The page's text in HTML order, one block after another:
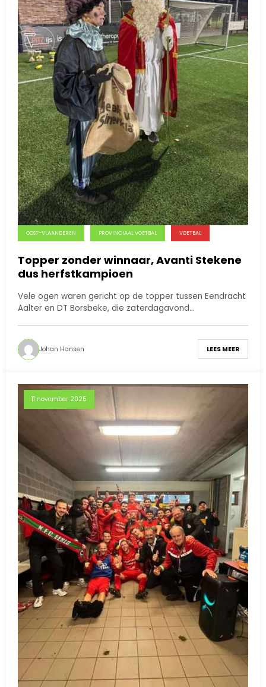
OOST-VLAANDEREN PROVINCIAAL VOETBAL VOETBAL
Topper zonder winnaar, Avanti Stekene
dus herfstkampioen
Vele ogen waren gericht op de topper tussen Eendracht
Aalter en DT Borsbeke, die zaterdagavond…
Johan Hansen LEES MEER
11 november 2025